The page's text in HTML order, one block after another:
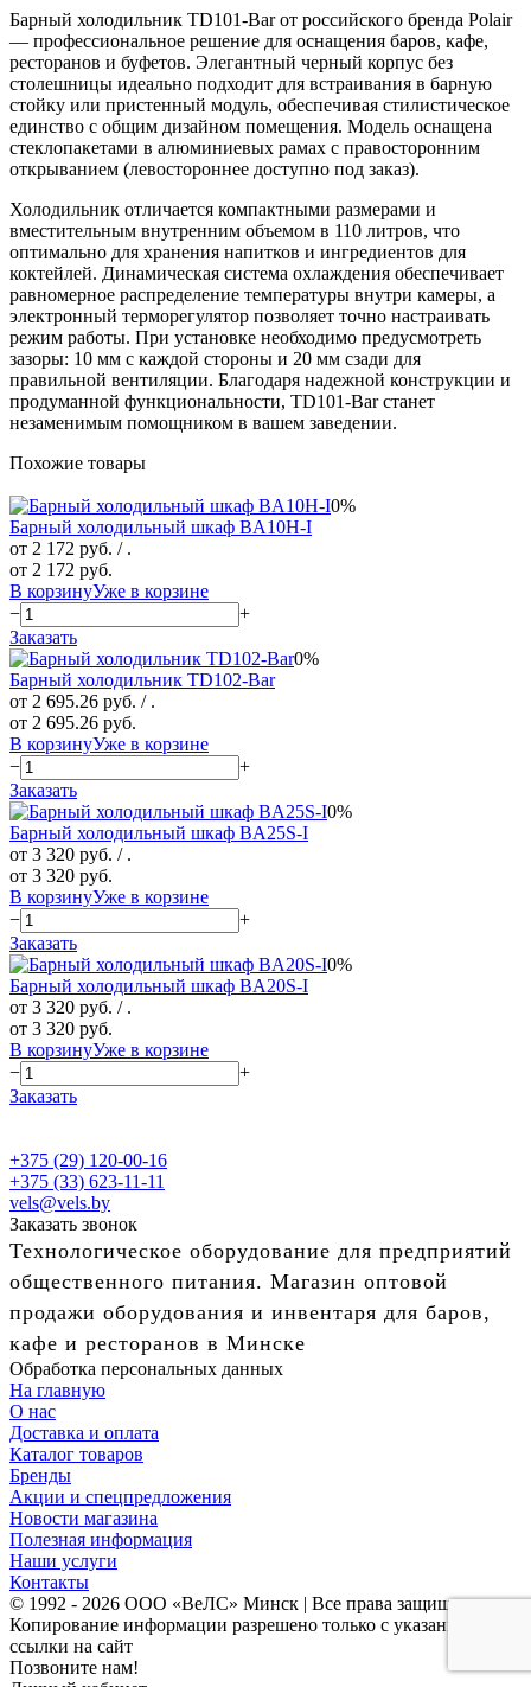
Барный холодильник TD101-Bar от российского бренда Polair
— профессиональное решение для оснащения баров, кафе,
ресторанов и буфетов. Элегантный черный корпус без
столешницы идеально подходит для встраивания в барную
стойку или пристенный модуль, обеспечивая стилистическое
единство с общим дизайном помещения. Модель оснащена
стеклопакетами в алюминиевых рамах с правосторонним
открыванием (левостороннее доступно под заказ).
Холодильник отличается компактными размерами и
вместительным внутренним объемом в 110 литров, что
оптимально для хранения напитков и ингредиентов для
коктейлей. Динамическая система охлаждения обеспечивает
равномерное распределение температуры внутри камеры, а
электронный терморегулятор позволяет точно настраивать
режим работы. При установке необходимо предусмотреть
зазоры: 10 мм с каждой стороны и 20 мм сзади для
правильной вентиляции. Благодаря надежной конструкции и
продуманной функциональности, TD101-Bar станет
незаменимым помощником в вашем заведении.
Похожие товары
0%
Барный холодильный шкаф BA10H-I
от 2 172 руб. / .
от 2 172 руб.
В корзинуУже в корзине
−
+
Заказать
0%
Барный холодильник TD102-Bar
от 2 695.26 руб. / .
от 2 695.26 руб.
В корзинуУже в корзине
−
+
Заказать
0%
Барный холодильный шкаф BA25S-I
от 3 320 руб. / .
от 3 320 руб.
В корзинуУже в корзине
−
+
Заказать
0%
Барный холодильный шкаф BA20S-I
от 3 320 руб. / .
от 3 320 руб.
В корзинуУже в корзине
−
+
Заказать
+375 (29) 120-00-16
+375 (33) 623-11-11
vels@vels.by
Заказать звонок
Технологическое оборудование для предприятий
общественного питания. Магазин оптовой
продажи оборудования и инвентаря для баров,
кафе и ресторанов в Минске
Обработка персональных данных
На главную
О нас
Доставка и оплата
Каталог товаров
Бренды
Акции и спецпредложения
Новости магазина
Полезная информация
Наши услуги
Контакты
© 1992 - 2026 ООО «ВеЛС» Минск | Все права защищены
Копирование информации разрешено только с указанием
ссылки на сайт
Позвоните нам!